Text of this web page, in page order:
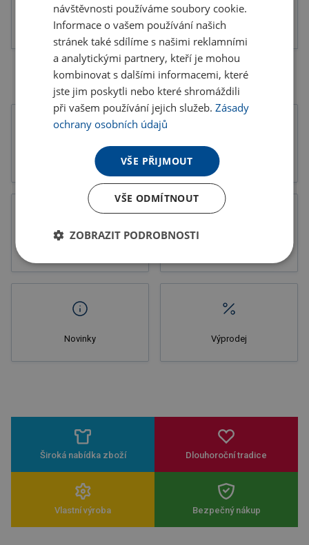
Tiskoviny Katalogy
Novinky Výprodej
Široká nabídka zboží Dlouhoroční tradice
Vlastní výroba Bezpečný nákup
návštěvnosti používáme soubory cookie.
Informace o vašem používání našich
stránek také sdílíme s našimi reklamními
a analytickými partnery, kteří je mohou
kombinovat s dalšími informacemi, které
jste jim poskytli nebo které shromáždili
při vašem používání jejich služeb.Zásady
ochrany osobních údajů
VŠE PŘIJMOUT
VŠE ODMÍTNOUT
ZOBRAZIT PODROBNOSTI